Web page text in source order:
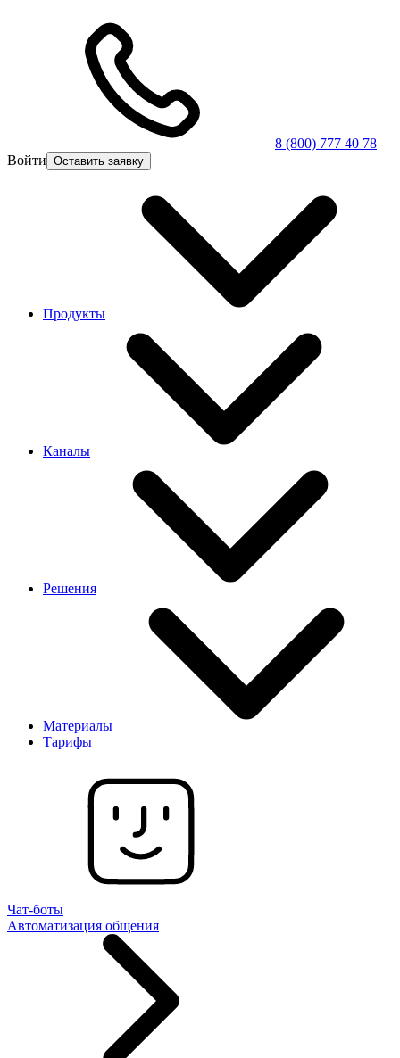
8 (800) 777 40 78
Войти Оставить заявку
Продукты
Каналы
Решения
Материалы
Тарифы
Чат-боты
Автоматизация общения